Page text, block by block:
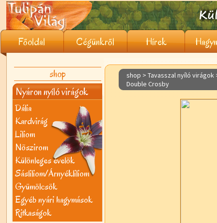
Főoldal Cégünkről Hírek
shop
Nyáron nyíló virágok
Dália
Kardvirág
Liliom
Nõszirom
Különleges évelõk
Sásliliom/Árnyékliliom
Gyümölcsök
Egyéb nyári hagymások
Ritkaságok
shop > Tavasszal nyíló virágok
Double Crosby